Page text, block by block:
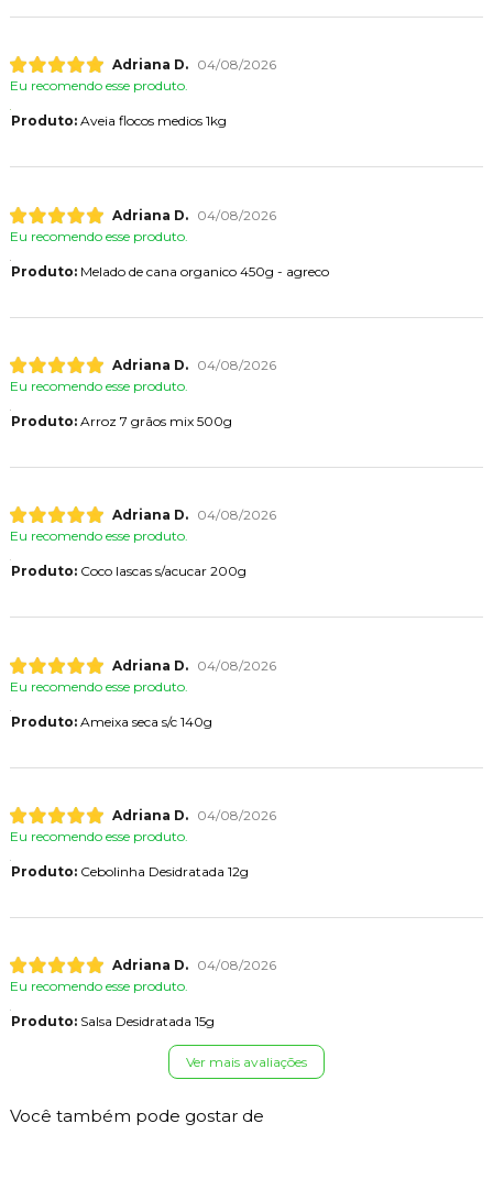
Adriana D.
04/08/2026
Eu recomendo esse produto.
Produto:Aveia flocos medios 1kg
Adriana D.
04/08/2026
Eu recomendo esse produto.
Produto:Melado de cana organico 450g - agreco
Adriana D.
04/08/2026
Eu recomendo esse produto.
Produto:Arroz 7 grãos mix 500g
Adriana D.
04/08/2026
Eu recomendo esse produto.
Produto:Coco lascas s/acucar 200g
Adriana D.
04/08/2026
Eu recomendo esse produto.
Produto:Ameixa seca s/c 140g
Adriana D.
04/08/2026
Eu recomendo esse produto.
Produto:Cebolinha Desidratada 12g
Adriana D.
04/08/2026
Eu recomendo esse produto.
Produto:Salsa Desidratada 15g
Ver mais avaliações
Você também pode gostar de